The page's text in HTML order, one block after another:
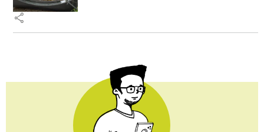
share